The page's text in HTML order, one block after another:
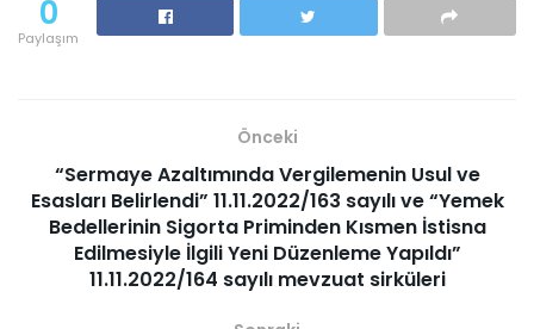
0
Paylaşım
Önceki
“Sermaye Azaltımında Vergilemenin Usul ve
Esasları Belirlendi” 11.11.2022/163 sayılı ve “Yemek
Bedellerinin Sigorta Priminden Kısmen İstisna
Edilmesiyle İlgili Yeni Düzenleme Yapıldı”
11.11.2022/164 sayılı mevzuat sirküleri